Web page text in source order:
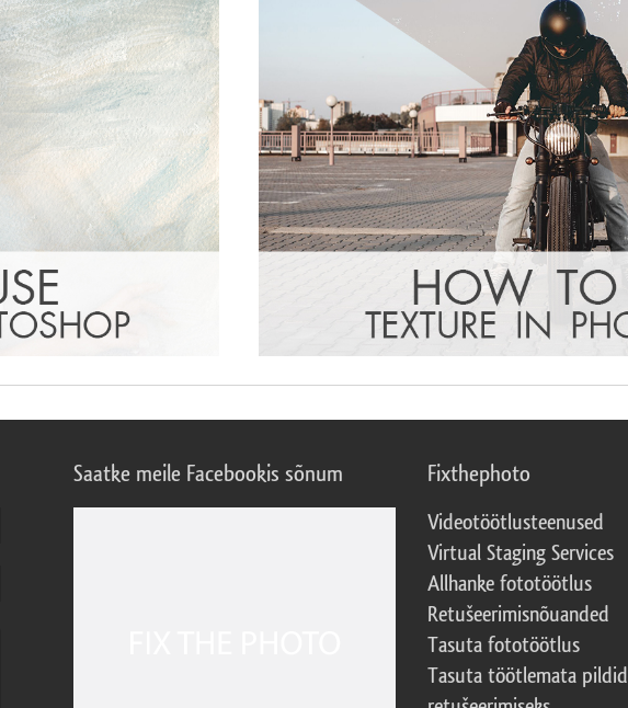
Saatke meile Facebookis sõnum Fixthephoto
Videotöötlusteenused
Virtual Staging Services
Allhanke fototöötlus
Retušeerimisnõuanded
Tasuta fototöötlus
Tasuta töötlemata pildid